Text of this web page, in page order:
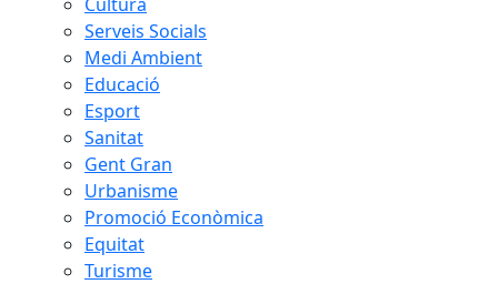
Serveis Socials
Medi Ambient
Educació
Esport
Sanitat
Gent Gran
Urbanisme
Promoció Econòmica
Equitat
Turisme